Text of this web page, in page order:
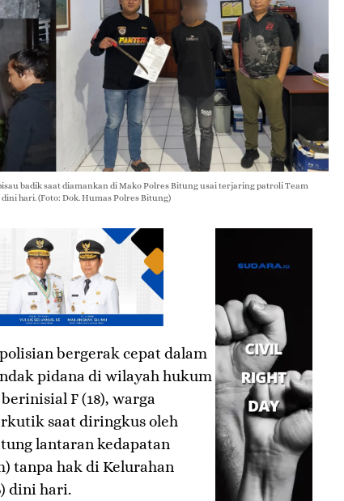
badik saat diamankan di Mako Polres Bitung usai terjaring patroli Team
hari. (Foto: Dok. Humas Polres Bitung)
bergerak cepat dalam
pidana di wilayah hukum
F (18), warga
saat diringkus oleh
lantaran kedapatan
tanpa hak di Kelurahan
dini hari.